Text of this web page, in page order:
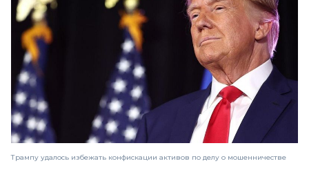
Трампу удалось избежать конфискации активов по делу о мошенничестве